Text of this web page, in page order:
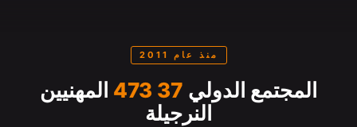
منذ عام 2011
المجتمع الدولي 37 473
المهنيين
النرجيلة